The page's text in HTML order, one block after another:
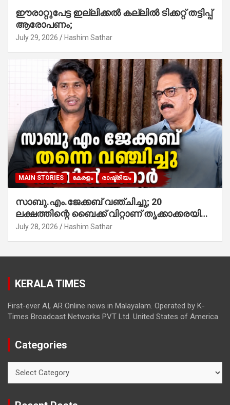
ഈരാറ്റുപേട്ട ഇല്ലിക്കൽ കല്ലിൽ ടിക്കറ്റ് തട്ടിപ്പ്
ആരോപണം;
July 29, 2026 Hashim Sathar
MAIN STORIES കേരളം രാഷ്ട്രീയം
സാബു.എം.ജേക്കബ് വഞ്ചിച്ചു; 20
ലക്ഷത്തിന്റെ ബൈക്ക് വിറ്റാണ് തൃക്കാക്കരയില്‍
മത്സരിച്ചത്! പ്രചാരണത്തിന് രണ്ടേ രണ്ടുപേര്‍
അഖില്‍ മാരാര്‍ ട്വന്റി 20 വിട്ടു
July 28, 2026 Hashim Sathar
KERALA TIMES
First-ever AI, AR Online news in Malayalam. Operated by K-
Times Broadcast Networks PVT Ltd. United States of America
Categories